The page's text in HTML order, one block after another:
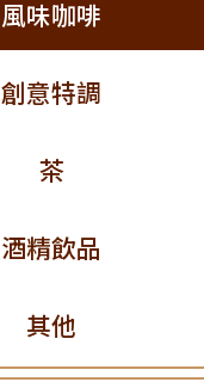
風味咖啡
創意特調
茶
酒精飲品
其他